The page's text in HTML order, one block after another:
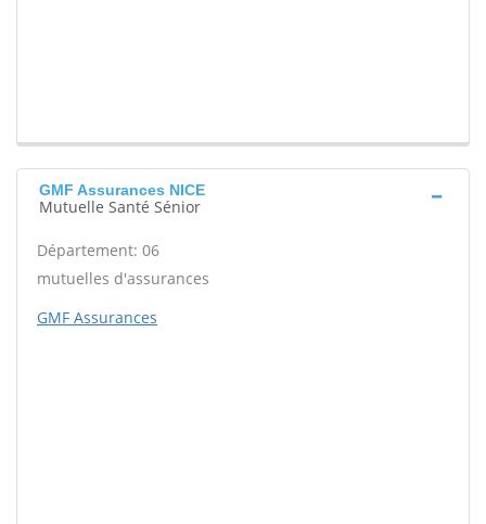
GMF Assurances NICE
Mutuelle Santé Sénior
Département: 06
mutuelles d'assurances
GMF Assurances